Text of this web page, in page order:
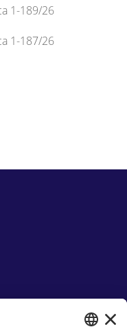
1-189/26
1-187/26